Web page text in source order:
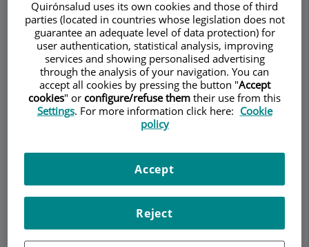
UROLOGÍAANDROLOGÍA
DescripciónServicios EquipoContactoDatos de interés
Pedir cita
Unidad de Urología
Pediátrica
Quirónsalud uses its own cookies and those of third
parties (located in countries whose legislation does not
guarantee an adequate level of data protection) for
user authentication, statistical analysis, improving
services and showing personalised advertising
through the analysis of your navigation. You can
accept all cookies by pressing the button "Accept
cookies" or configure/refuse them their use from this
Settings. For more information click here: Cookie
policy
Reject
Accept